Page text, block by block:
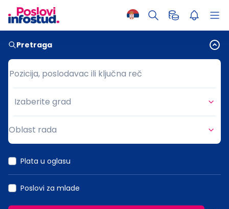
Pretraga
Pozicija, poslodavac ili ključna reč
Pozicija, poslodavac ili ključna reč
Grad
Izaberite grad
Oblast rada
Plata u oglasu
Poslovi za mlade